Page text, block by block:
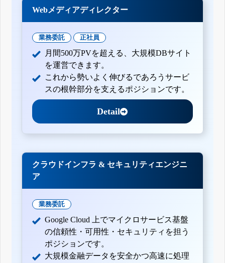
Webメディアディレクター
業務委託 正社員
月間500万PVを超える、大規模DBサイト
を運営できます。
これから勢いよく伸びるであろうサービ
スの根幹部分を支えるポジションです。
Detail
クラウドインフラ & セキュリティエンジニ
ア
業務委託
Google Cloud 上でマイクロサービス基盤
の信頼性・可用性・セキュリティを担う
ポジションです。
大規模金融データを安全かつ高速に処理